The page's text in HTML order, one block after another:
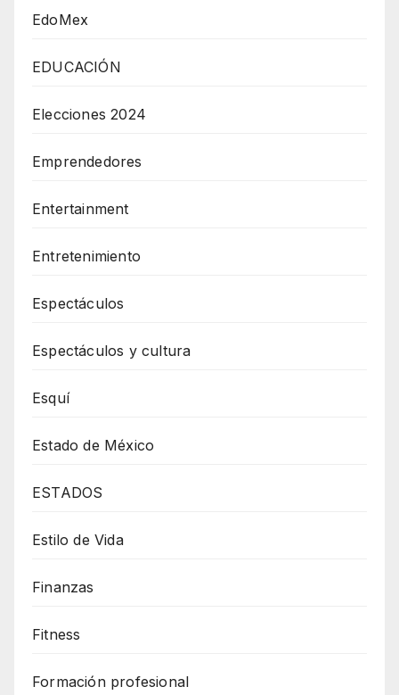
EdoMex
EDUCACIÓN
Elecciones 2024
Emprendedores
Entertainment
Entretenimiento
Espectáculos
Espectáculos y cultura
Esquí
Estado de México
ESTADOS
Estilo de Vida
Finanzas
Fitness
Formación profesional